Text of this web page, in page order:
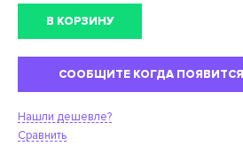
В КОРЗИНУ
СООБЩИТЕ КОГДА ПОЯВИТСЯ
Нашли дешевле?
Сравнить